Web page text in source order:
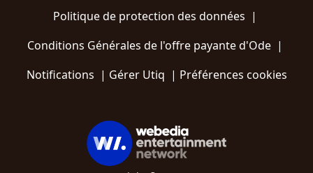
Politique de protection des données |
Conditions Générales de l'offre payante d'Ode |
Notifications | Gérer Utiq | Préférences cookies